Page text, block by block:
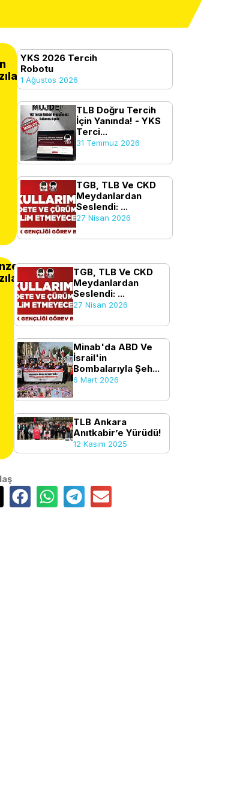
YKS 2026 Tercih
Robotu
1 Ağustos 2026
TLB Doğru Tercih
İçin Yanında! - YKS
Terci...
31 Temmuz 2026
TGB, TLB Ve CKD
Meydanlardan
Seslendi: ...
27 Nisan 2026
TGB, TLB Ve CKD
Meydanlardan
Seslendi: ...
27 Nisan 2026
Minab'da ABD Ve
İsrail'in
Bombalarıyla Şeh...
6 Mart 2026
TLB Ankara
Anıtkabir’e Yürüdü!
12 Kasım 2025